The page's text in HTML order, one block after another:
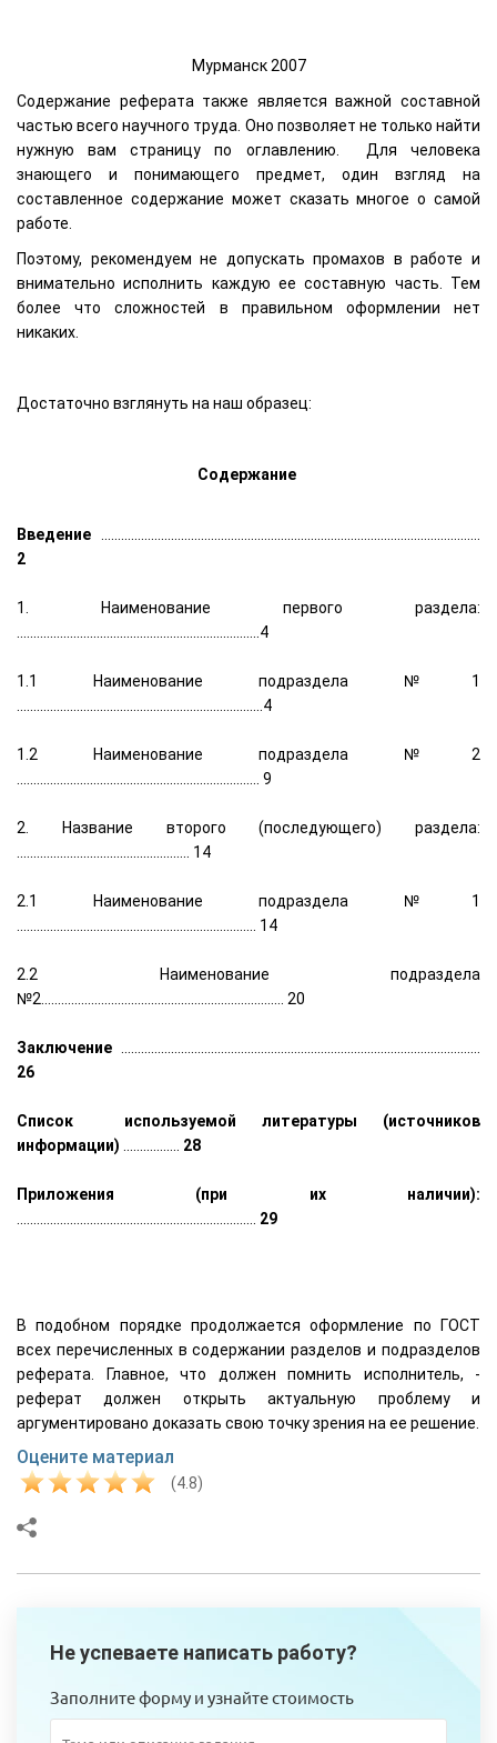
Мурманск 2007
Содержание реферата также является важной составной
частью всего научного труда. Оно позволяет не только найти
нужную вам страницу по оглавлению. Для человека
знающего и понимающего предмет, один взгляд на
составленное содержание может сказать многое о самой
работе.
Поэтому, рекомендуем не допускать промахов в работе и
внимательно исполнить каждую ее составную часть. Тем
более что сложностей в правильном оформлении нет
никаких.
Достаточно взглянуть на наш образец:
Содержание
Введение
2
1. Наименование первого раздела:
.........................................................................4
1.1 Наименование подраздела №1
..........................................................................4
1.2 Наименование подраздела №2
......................................................................... 9
2. Название второго (последующего) раздела:
.................................................... 14
2.1 Наименование подраздела №1
........................................................................ 14
2.2 Наименование подраздела
№2......................................................................... 20
Заключение
26
Список используемой литературы (источников
информации)
28
Приложения (при их наличии):
29
В подобном порядке продолжается оформление по ГОСТ
всех перечисленных в содержании разделов и подразделов
реферата. Главное, что должен помнить исполнитель, -
реферат должен открыть актуальную проблему и
аргументировано доказать свою точку зрения на ее решение.
Оцените материал
(4.8)
Не успеваете написать работу?
Заполните форму и узнайте стоимость